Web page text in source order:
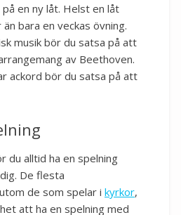
en ny låt. Helst en låt
bara en veckas övning.
musik bör du satsa på att
av Beethoven.
ackord bör du satsa på att
du alltid ha en spelning
De flesta
de som spelar i kyrkor,
att ha en spelning med